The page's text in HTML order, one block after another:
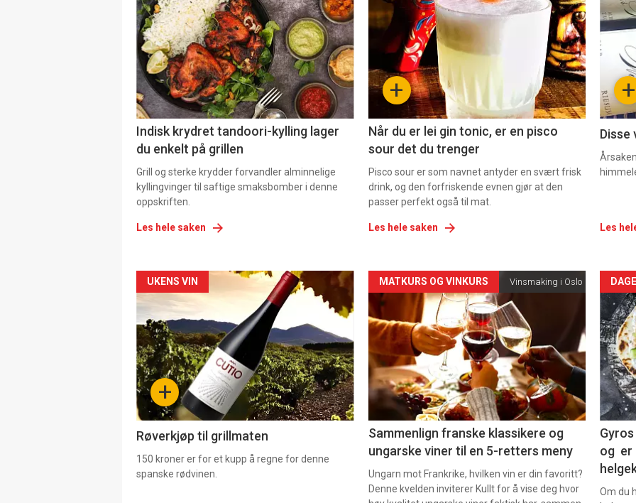
Indisk krydret tandoori-kylling lager
du enkelt på grillen
Grill og sterke krydder forvandler alminnelige
kyllingvinger til saftige smaksbomber i denne
oppskriften.
Les hele saken
akkurat
nå
-
+
Når du er lei gin tonic, er en pisco
sour det du trenger
Pisco sour er som navnet antyder en svært frisk
drink, og den forfriskende evnen gjør at den
passer perfekt også til mat.
Les hele saken
nå
3 +
Disse
Les
Forsiden
akkurat
nå
-
4 +
UKENS VIN
Røverkjøp til grillmaten
150 kroner er for et kupp å regne for denne
spanske rødvinen.
Forsiden
akkurat
nå
-
5
MATKURS OG VINKURS Vinsmaking i Oslo
Sammenlign franske klassikere og
ungarske viner til en 5-retters meny
Ungarn mot Frankrike, hvilken vin er din favoritt?
Denne kvelden inviterer Kullt for å vise deg hvor
nå
-
6
og er
Om du